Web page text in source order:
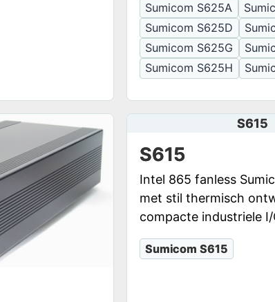
Sumicom S625A
Sumicom S625D
Sumicom S625G
Sumicom S625H
S615
S615
Intel 865 fanless
met stil thermisch
compacte industriele I/
Sumicom S615